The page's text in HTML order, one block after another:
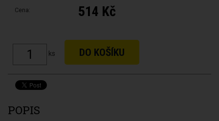
Cena: 514 Kč
ks
POPIS